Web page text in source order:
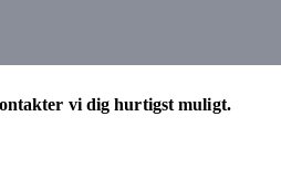
vi dig hurtigst muligt.